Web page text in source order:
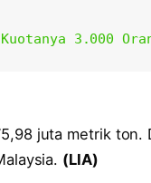
3.000
juta metrik ton.
(LIA)